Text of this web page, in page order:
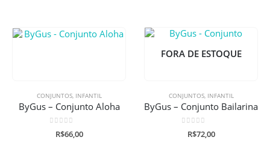
CONJUNTOS, INFANTIL
ByGus – Conjunto Aloha
de 5
R$66,00
FORA DE ESTOQUE
CONJUNTOS, INFANTIL
ByGus – Conjunto Bailarina
de 5
R$72,00